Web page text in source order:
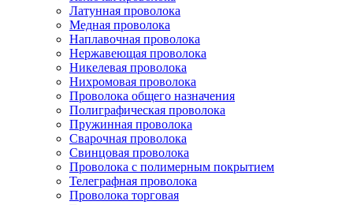
Латунная проволока
Медная проволока
Наплавочная проволока
Нержавеющая проволока
Никелевая проволока
Нихромовая проволока
Проволока общего назначения
Полиграфическая проволока
Пружинная проволока
Сварочная проволока
Свинцовая проволока
Проволока с полимерным покрытием
Телеграфная проволока
Проволока торговая